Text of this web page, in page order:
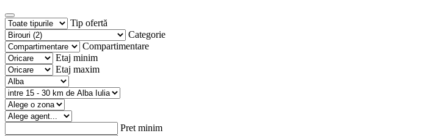
Tip ofertă
Categorie
Compartimentare
Etaj minim
Etaj maxim
Pret minim